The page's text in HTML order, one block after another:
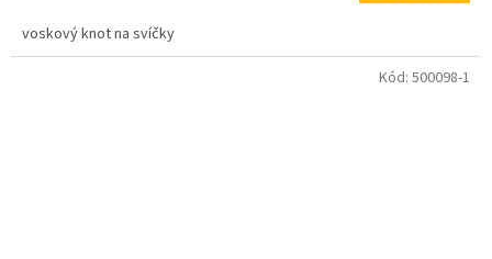
voskový knot na svíčky
Kód: 500098-1